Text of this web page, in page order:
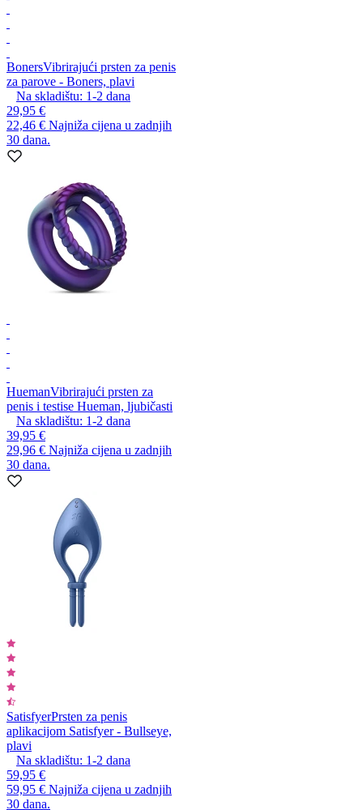
BonersVibrirajući prsten za penis
za parove - Boners, plavi
Na skladištu: 1-2 dana
29,95 €
22,46 € Najniža cijena u zadnjih
30 dana.
HuemanVibrirajući prsten za
penis i testise Hueman, ljubičasti
Na skladištu: 1-2 dana
39,95 €
29,96 € Najniža cijena u zadnjih
30 dana.
SatisfyerPrsten za penis
aplikacijom Satisfyer - Bullseye,
plavi
Na skladištu: 1-2 dana
59,95 €
59,95 € Najniža cijena u zadnjih
30 dana.